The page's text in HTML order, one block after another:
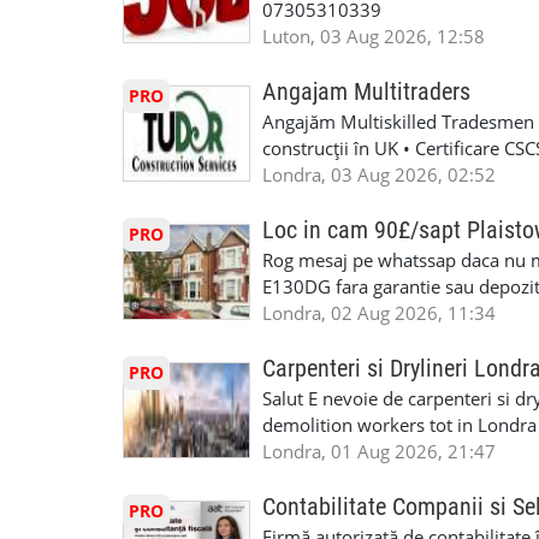
07305310339
Luton, 03 Aug 2026, 12:58
PRO Angajam Multitraders
Angajăm Multiskilled
construcții în UK • Certificare
specializate (căutăm
interioare • Permis de
(reprezintă un avantaj
performanță • £200 – £250 pe
posibilități reale de avansare •
oră pauză de masă) •
Londra, 03 Aug 2026, 02:52
PRO Loc in cam 90£/sapt
Rog mesaj pe whatssap daca nu
E130DG fara garantie sau
fiecare pat beneficiaza de dulap
saptaminal fara garantie sau
de 1/sapt) -tel- 07440366084
Londra, 02 Aug 2026, 11:34
PRO Carpenteri si Drylineri Londra
Salut E nevoie de carpenteri si
demolition workers tot in
Londra, 01 Aug 2026, 21:47
PRO Contabilitate Companii si